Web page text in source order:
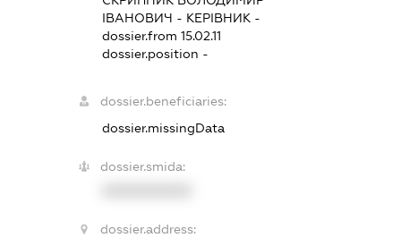
ІВАНОВИЧ - КЕРІВНИК-
dossier.from 15.02.11
dossier.position -
dossier.beneficiaries:
dossier.missingData
dossier.smida:
dossier.address: